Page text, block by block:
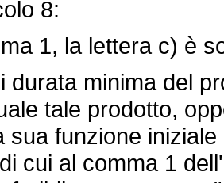
8:
1, la lettera c) è
durata minima del
tale prodotto,
sua funzione
cui al comma 1